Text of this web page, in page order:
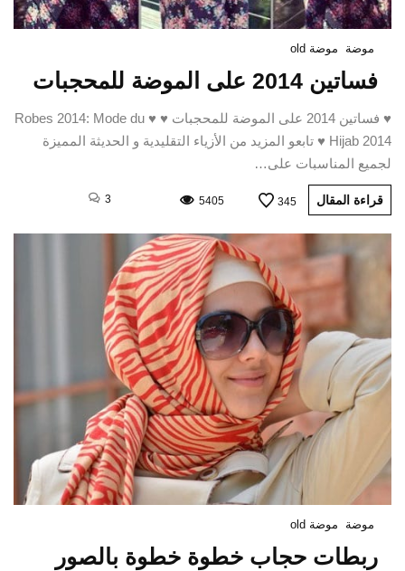
موضة موضة old
فساتين 2014 على الموضة للمحجبات
♥ فساتين 2014 على الموضة للمحجبات ♥ ♥ Robes 2014: Mode du
Hijab 2014 ♥ تابعو المزيد من الأزياء التقليدية و الحديثة المميزة
لجميع المناسبات على…
قراءة المقال 345
5405
3
موضة موضة old
ربطات حجاب خطوة خطوة بالصور